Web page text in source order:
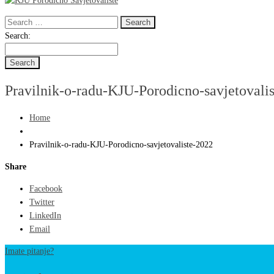
Search
for:
Search
Search:
Pravilnik-o-radu-KJU-Porodicno-
Home
Pravilnik-o-radu-KJU-Porodicno-savjetovaliste-2022
Share
Facebook
Twitter
LinkedIn
Email
Imate pitanje?